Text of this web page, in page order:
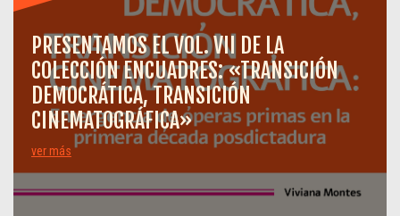
PRESENTAMOS EL VOL. VII DE LA
COLECCIÓN ENCUADRES: «TRANSICIÓN
DEMOCRÁTICA, TRANSICIÓN
CINEMATOGRÁFICA»
ver más